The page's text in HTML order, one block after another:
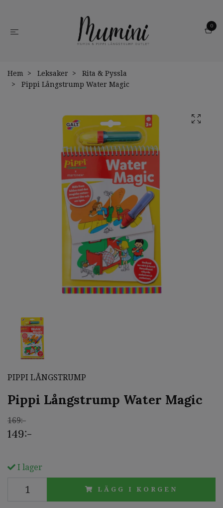
0
Hem Leksaker
Rita & Pyssla
Pippi Långstrump Water Magic
PIPPI LÅNGSTRUMP
Pippi Långstrump Water Magic
169:-
149:-
I lager
LÄGG I KORGEN